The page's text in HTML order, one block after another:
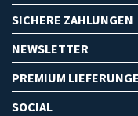
SICHERE ZAHLUNGEN
NEWSLETTER
PREMIUM
SOCIAL